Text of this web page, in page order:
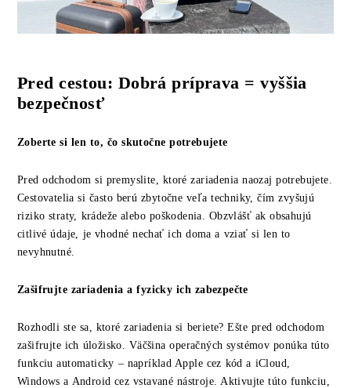
Pred cestou: Dobrá príprava = vyššia
bezpečnosť
Zoberte si len to, čo skutočne potrebujete
Pred odchodom si premyslite, ktoré zariadenia naozaj potrebujete.
Cestovatelia si často berú zbytočne veľa techniky, čím zvyšujú
riziko straty, krádeže alebo poškodenia. Obzvlášť ak obsahujú
citlivé údaje, je vhodné nechať ich doma a vziať si len to
nevyhnutné.
Zašifrujte zariadenia a fyzicky ich zabezpečte
Rozhodli ste sa, ktoré zariadenia si beriete? Ešte pred odchodom
zašifrujte ich úložisko. Väčšina operačných systémov ponúka túto
funkciu automaticky – napríklad Apple cez kód a iCloud,
Windows a Android cez vstavané nástroje. Aktivujte túto funkciu,